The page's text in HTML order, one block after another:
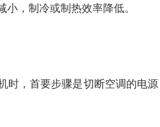
，制冷或制热效率降低。
，首要步骤是切断空调的电